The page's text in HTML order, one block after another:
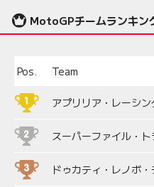
MotoGPチームランキン
Pos. Team
アプリリア・レーシン
スーパーファイル・
ドゥカティ・レノボ・